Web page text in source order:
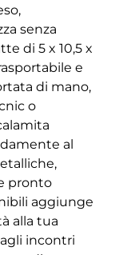
senza
di 5 x 10,5 x
e
di mano,
o
al
pronto
aggiunge
alla tua
incontri